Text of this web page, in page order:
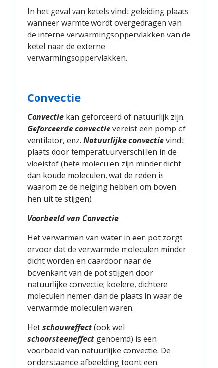
In het geval van ketels vindt geleiding plaats
wanneer warmte wordt overgedragen van
de interne verwarmingsoppervlakken van de
ketel naar de externe
verwarmingsoppervlakken.
Convectie
Convectie kan geforceerd of natuurlijk zijn.
Geforceerde convectievereist een pomp of
ventilator, enz. Natuurlijke convectievindt
plaats door temperatuurverschillen in de
vloeistof (hete moleculen zijn minder dicht
dan koude moleculen, wat de reden is
waarom ze de neiging hebben om boven
hen uit te stijgen).
Voorbeeld van Convectie
Het verwarmen van water in een pot zorgt
ervoor dat de verwarmde moleculen minder
dicht worden en daardoor naar de
bovenkant van de pot stijgen door
natuurlijke convectie; koelere, dichtere
moleculen nemen dan de plaats in waar de
verwarmde moleculen waren.
Hetschouweffect(ook wel
schoorsteeneffect genoemd) is een
voorbeeld van natuurlijke convectie. De
onderstaande afbeelding toont een